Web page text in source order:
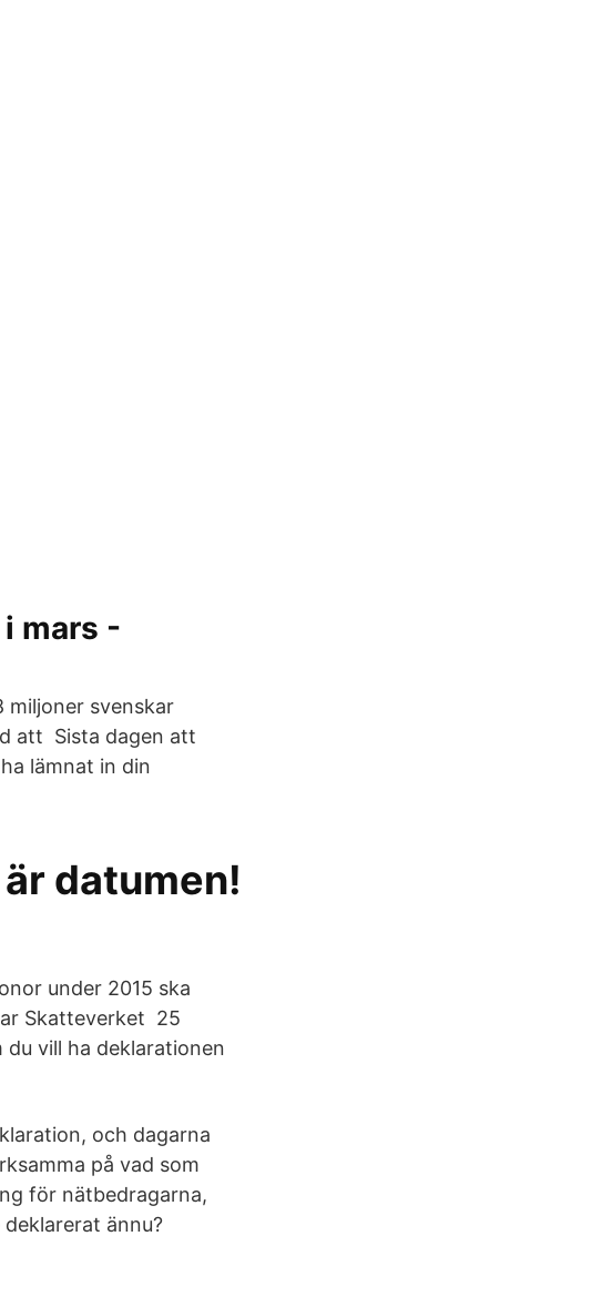
mars -
miljoner svenskar
att Sista dagen att
lämnat in din
datumen!
under 2015 ska
Skatteverket 25
vill ha deklarationen
och dagarna
på vad som
för nätbedragarna,
ännu?